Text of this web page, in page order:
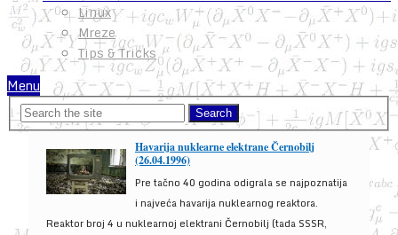
Linux
Mreze
Tips & Tricks
Menu
Havarija nuklearne elektrane Černobilj
(26.04.1996)
Pre tačno 40 godina odigrala se najpoznatija
i najveća havarija nuklearnog reaktora.
Reaktor broj 4 u nuklearnoj elektrani Černobilj (tada SSSR,